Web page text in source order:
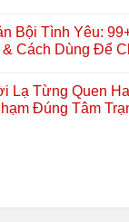
Bội Tình Yêu:
Cách Dùng Để
Lạ Từng Quen
Đúng Tâm